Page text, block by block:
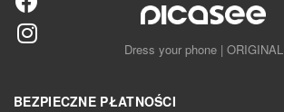
Dress your phone | ORIGINAL
BEZPIECZNE PŁATNOŚCI